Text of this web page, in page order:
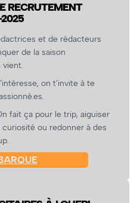
RECRUTEMENT
et de rédacteurs
de la saison
vient.
on t’invite à te
fait ça pour le trip, aiguiser
ou redonner à des